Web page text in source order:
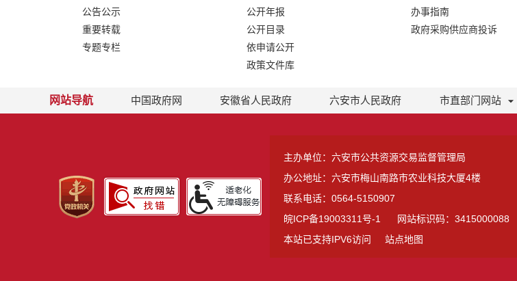
公告公示
重要转载
专题专栏
公开年报
公开目录
依申请公开
政策文件库
办事指南
政府采购供应商投诉
网站导航 中国政府网 安徽省人民政府 六安市人民政府 市直部门网站
主办单位：六安市公共资源交易监督管理局
办公地址：六安市梅山南路市农业科技大厦4楼
联系电话：0564-5150907
皖ICP备19003311号-1
网站标识码：3415000088
本站已支持IPV6访问
站点地图